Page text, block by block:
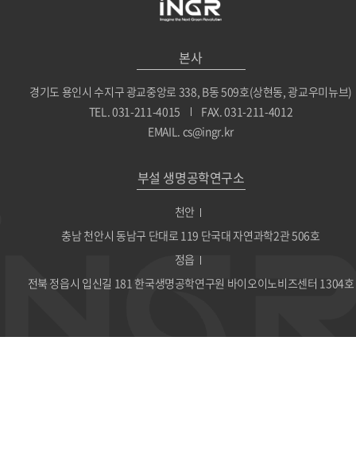
본사
경기도 용인시 수지구 광교중앙로 338, B동 509호(상현동, 광교우미뉴브)
TEL. 031-211-4015
FAX. 031-211-4012
EMAIL. cs@ingr.kr
부설 생명공학연구소
천안
충남 천안시 동남구 단대로 119 단국대 자연과학2관 506호
정읍
전북 정읍시 입신길 181 한국생명공학연구원 바이오이노비즈센터 1304호